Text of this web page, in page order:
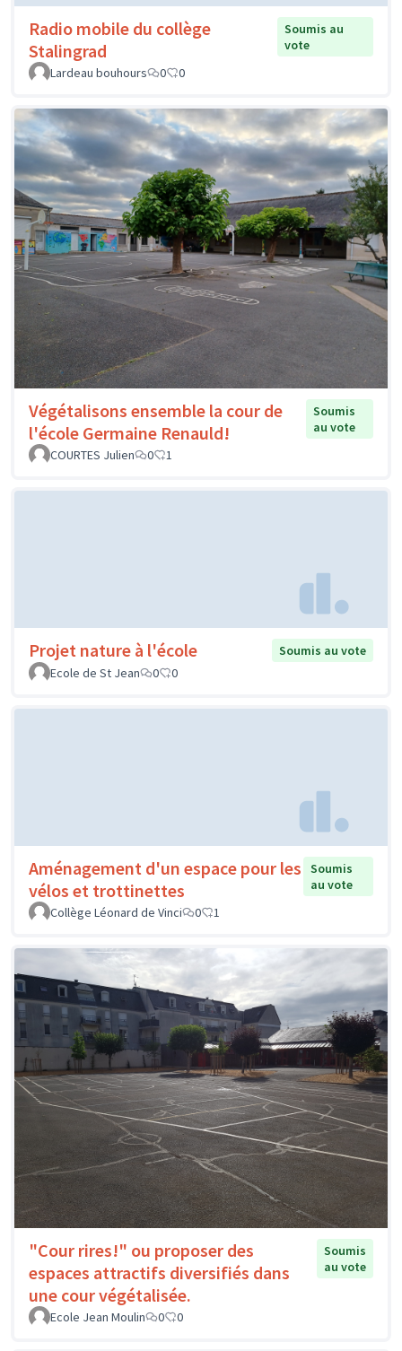
Radio mobile du collège
Stalingrad
Soumis au
vote
Lardeau bouhours
0 0
Végétalisons ensemble la cour de
l'école Germaine Renauld!
Soumis
au vote
COURTES Julien
0 1
Projet nature à l'école
Soumis au vote
Ecole de St Jean
0 0
Aménagement d'un espace pour les
vélos et trottinettes
Soumis
au vote
Collège Léonard de Vinci
0 1
"Cour rires!" ou proposer des
espaces attractifs diversifiés dans
une cour végétalisée.
Soumis
au vote
Ecole Jean Moulin 0 0